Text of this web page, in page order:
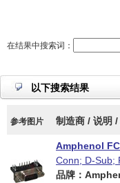
在结果中搜索词：
以下搜索结果
参考图片 制造商 / 说明
Amphenol
Conn; D-Sub;
品牌：